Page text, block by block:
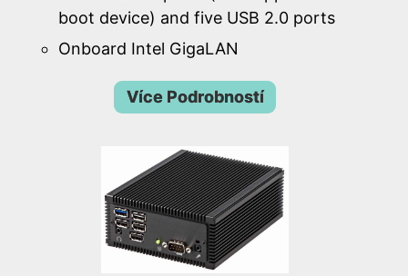
boot device) and five USB 2.0 ports
Onboard Intel GigaLAN
Více Podrobností